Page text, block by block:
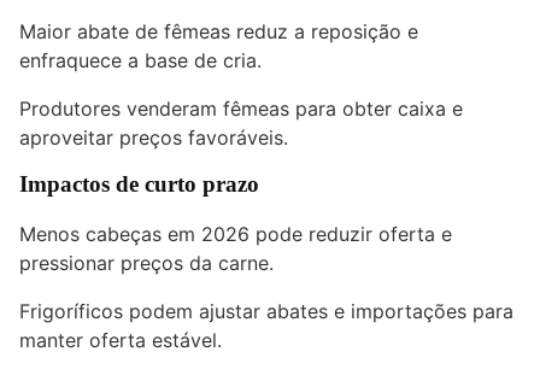
Maior abate de fêmeas reduz a reposição e
enfraquece a base de cria.
Produtores venderam fêmeas para obter caixa e
aproveitar preços favoráveis.
Impactos de curto prazo
Menos cabeças em 2026 pode reduzir oferta e
pressionar preços da carne.
Frigoríficos podem ajustar abates e importações para
manter oferta estável.